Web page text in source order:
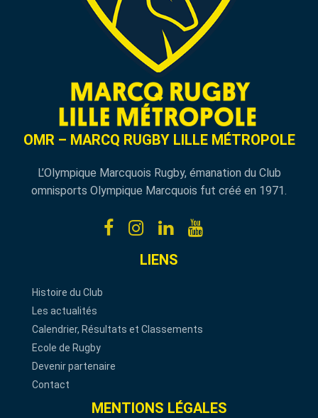
OMR – MARCQ RUGBY LILLE MÉTROPOLE
L’Olympique Marcquois Rugby, émanation du Club
omnisports Olympique Marcquois fut créé en 1971.
LIENS
Histoire du Club
Les actualités
Calendrier, Résultats et Classements
Ecole de Rugby
Devenir partenaire
Contact
MENTIONS LÉGALES